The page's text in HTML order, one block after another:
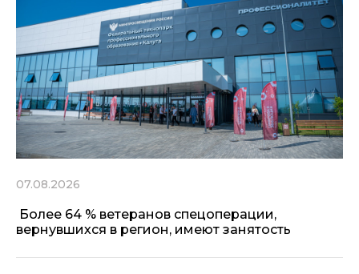
07.08.2026
Более 64 % ветеранов спецоперации,
вернувшихся в регион, имеют занятость